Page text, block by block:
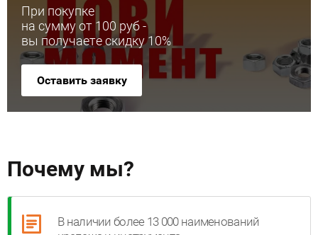
При покупке
на сумму от 100 руб -
вы получаете скидку 10%
Оставить заявку
Почему мы?
В наличии более 13 000 наименований